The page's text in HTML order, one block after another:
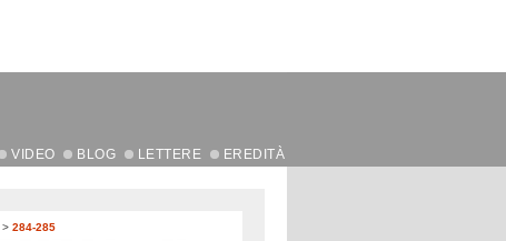
VIDEO BLOG LETTERE EREDITÀ
> 284-285